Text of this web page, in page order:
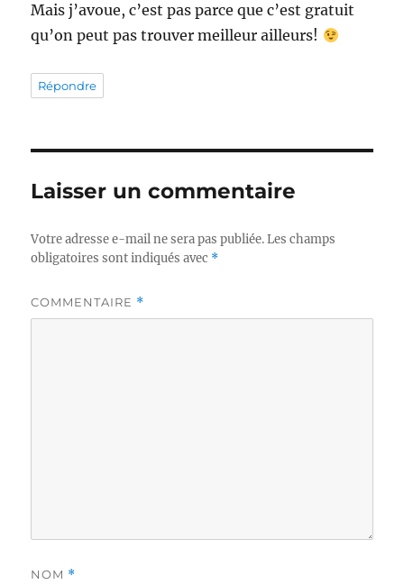
Mais j’avoue, c’est pas parce que c’est gratuit
qu’on peut pas trouver meilleur ailleurs!
Répondre
Laisser un commentaire
Votre adresse e-mail ne sera pas publiée. Les champs
obligatoires sont indiqués avec *
COMMENTAIRE *
NOM *